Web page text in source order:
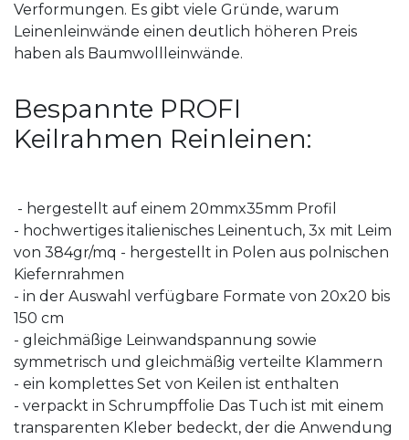
Verformungen. Es gibt viele Gründe, warum
Leinenleinwände einen deutlich höheren Preis
haben als Baumwollleinwände.
Bespannte PROFI
Keilrahmen Reinleinen:
- hergestellt auf einem 20mmx35mm Profil
- hochwertiges italienisches Leinentuch, 3x mit Leim
von 384gr/mq - hergestellt in Polen aus polnischen
Kiefernrahmen
- in der Auswahl verfügbare Formate von 20x20 bis
150 cm
- gleichmäßige Leinwandspannung sowie
symmetrisch und gleichmäßig verteilte Klammern
- ein komplettes Set von Keilen ist enthalten
- verpackt in Schrumpffolie Das Tuch ist mit einem
transparenten Kleber bedeckt, der die Anwendung